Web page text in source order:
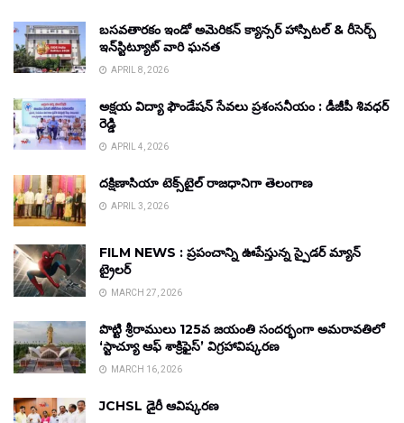
బసవతారకం ఇండో అమెరికన్ క్యాన్సర్ హాస్పిటల్ & రీసెర్చ్
ఇన్‌స్టిట్యూట్ వారి ఘనత
APRIL 8, 2026
అక్షయ విద్యా ఫౌండేషన్ సేవలు ప్రశంసనీయం : డీజీపీ శివధర్
రెడ్డి
APRIL 4, 2026
దక్షిణాసియా టెక్స్‌టైల్ రాజధానిగా తెలంగాణ
APRIL 3, 2026
FILM NEWS : ప్రపంచాన్ని ఊపేస్తున్న స్పైడర్ మ్యాన్
ట్రైలర్
MARCH 27, 2026
పొట్టి శ్రీరాములు 125వ జయంతి సందర్భంగా అమరావతిలో
‘స్టాచ్యూ ఆఫ్ శాక్రిఫైస్’ విగ్రహావిష్కరణ
MARCH 16, 2026
JCHSL డైరీ ఆవిష్కరణ